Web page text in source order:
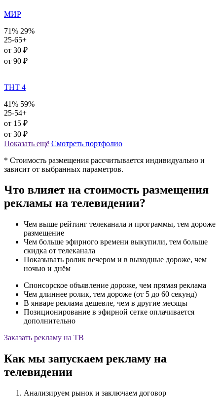
МИР
71% 29%
25-65+
от 30 ₽
от 90 ₽
ТНТ 4
41% 59%
25-54+
от 15 ₽
от 30 ₽
Показать ещё Смотреть портфолио
* Стоимость размещения рассчитывается индивидуально и
зависит от выбранных параметров.
Что влияет на стоимость размещения
рекламы на телевидении?
Чем выше рейтинг телеканала и программы, тем дороже
размещение
Чем больше эфирного времени выкупили, тем больше
скидка от телеканала
Показывать ролик вечером и в выходные дороже, чем
ночью и днём
Cпонсорское объявление дороже, чем прямая реклама
Чем длиннее ролик, тем дороже (от 5 до 60 секунд)
В январе реклама дешевле, чем в другие месяцы
Позиционирование в эфирной сетке оплачивается
дополнительно
Заказать рекламу на ТВ
Как мы запускаем рекламу на
телевидении
Анализируем рынок и заключаем договор